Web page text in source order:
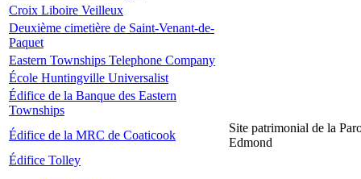
Croix Liboire Veilleux
Deuxième cimetière de Saint-Venant-de-
Paquet
Eastern Townships Telephone Company
École Huntingville Universalist
Édifice de la Banque des Eastern
Townships
Édifice de la MRC de Coaticook
Site patrimonial de la
Edmond
Édifice Tolley